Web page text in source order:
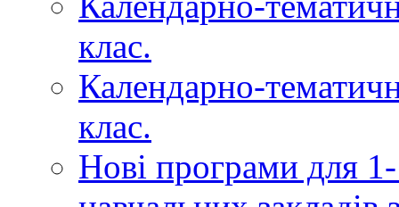
клас.
Календарно-
клас.
Нові програми для 1-